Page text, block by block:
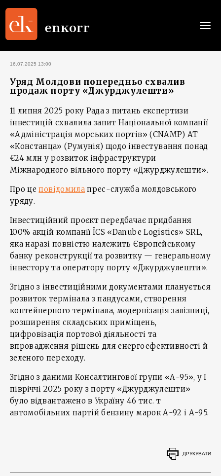
16.07.2025 13:00
Уряд Молдови попередньо схвалив
продаж порту «Джурджулешти»
11 липня 2025 року Рада з питань експертизи
інвестицій схвалила запит Національної компанії
«Адміністрація морських портів» (CNAMP) АТ
«Констанца» (Румунія) щодо інвестування понад
€24 млн у розвиток інфраструктури
Міжнародного вільного порту «Джурджулешти».
Про цеповідомилапрес-служба молдовського
уряду.
Інвестиційний проєкт передбачає придбання
100% акцій компанії ÎCS «Danube Logistics» SRL,
яка наразі повністю належить Європейському
банку реконструкції та розвитку — генеральному
інвестору та оператору порту «Джурджулешти».
Згідно з інвестиційними документами планується
розвиток термінала з пандусами, створення
контейнерного термінала, модернізація залізниці,
розширення складських приміщень,
цифровізація портової діяльності та
впровадження рішень для енергоефективності й
зеленого переходу.
Згідно з даними Консалтингової групи «А-95», у I
півріччі 2025 року з порту «Джурджулешти»
було відвантажено в Україну 46 тис. т
автомобільних партій бензину марок А-92 і А-95.
ДРУКУВАТИ